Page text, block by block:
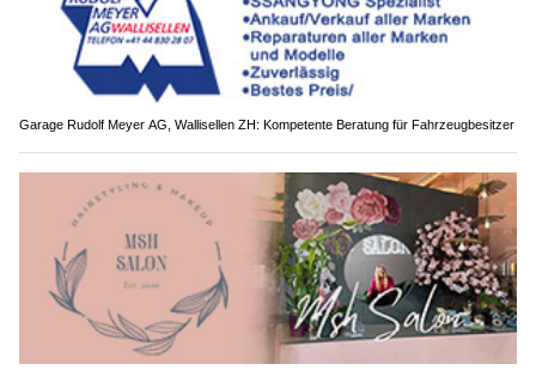
Garage Rudolf Meyer AG, Wallisellen ZH: Kompetente Beratung für Fahrzeugbesitzer